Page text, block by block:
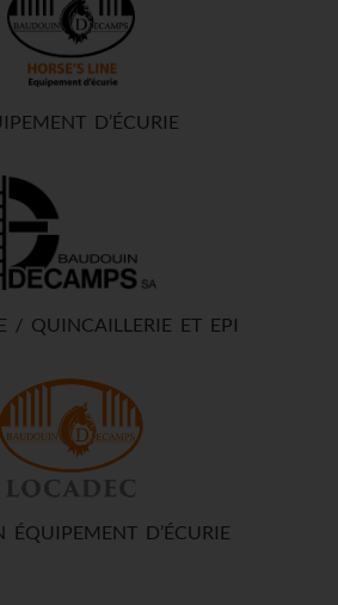
D’ÉCURIE
/ QUINCAILLERIE ET EPI
ÉQUIPEMENT D’ÉCURIE